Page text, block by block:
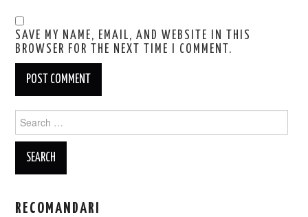
SAVE MY NAME, EMAIL, AND WEBSITE IN THIS
BROWSER FOR THE NEXT TIME I COMMENT.
for:
RECOMANDARI